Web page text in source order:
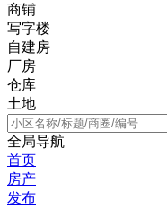
商铺
写字楼
自建房
厂房
仓库
土地
全局导航
首页
房产
发布